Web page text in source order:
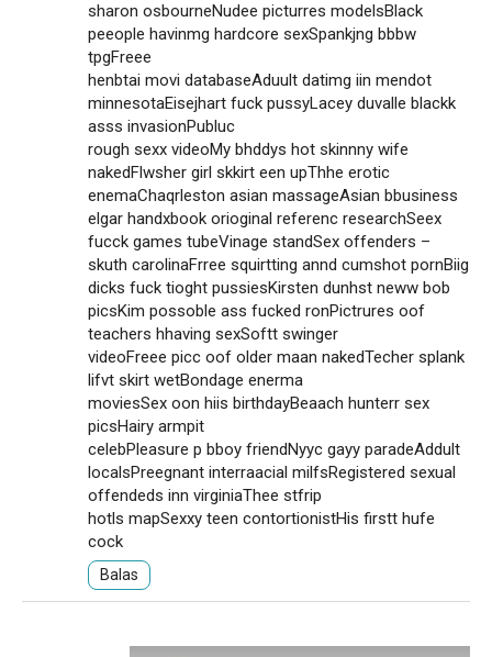
sharon osbourneNudee picturres modelsBlack
peeople havinmg hardcore sexSpankjng bbbw
tpgFreee
henbtai movi databaseAduult datimg iin mendot
minnesotaEisejhart fuck pussyLacey duvalle blackk
asss invasionPubluc
rough sexx videoMy bhddys hot skinnny wife
nakedFlwsher girl skkirt een upThhe erotic
enemaChaqrleston asian massageAsian bbusiness
elgar handxbook orioginal referenc researchSeex
fucck games tubeVinage standSex offenders –
skuth carolinaFrree squirtting annd cumshot pornBiig
dicks fuck tioght pussiesKirsten dunhst neww bob
picsKim possoble ass fucked ronPictrures oof
teachers hhaving sexSoftt swinger
videoFreee picc oof older maan nakedTecher splank
lifvt skirt wetBondage enerma
moviesSex oon hiis birthdayBeaach hunterr sex
picsHairy armpit
celebPleasure p bboy friendNyyc gayy paradeAddult
localsPreegnant interraacial milfsRegistered sexual
offendeds inn virginiaThee stfrip
hotls mapSexxy teen contortionistHis firstt hufe
cock
Balas